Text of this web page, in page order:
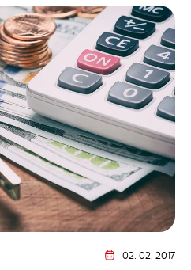
Dátum vydania
02. 02. 2017